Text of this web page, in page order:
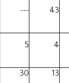
---
5
30